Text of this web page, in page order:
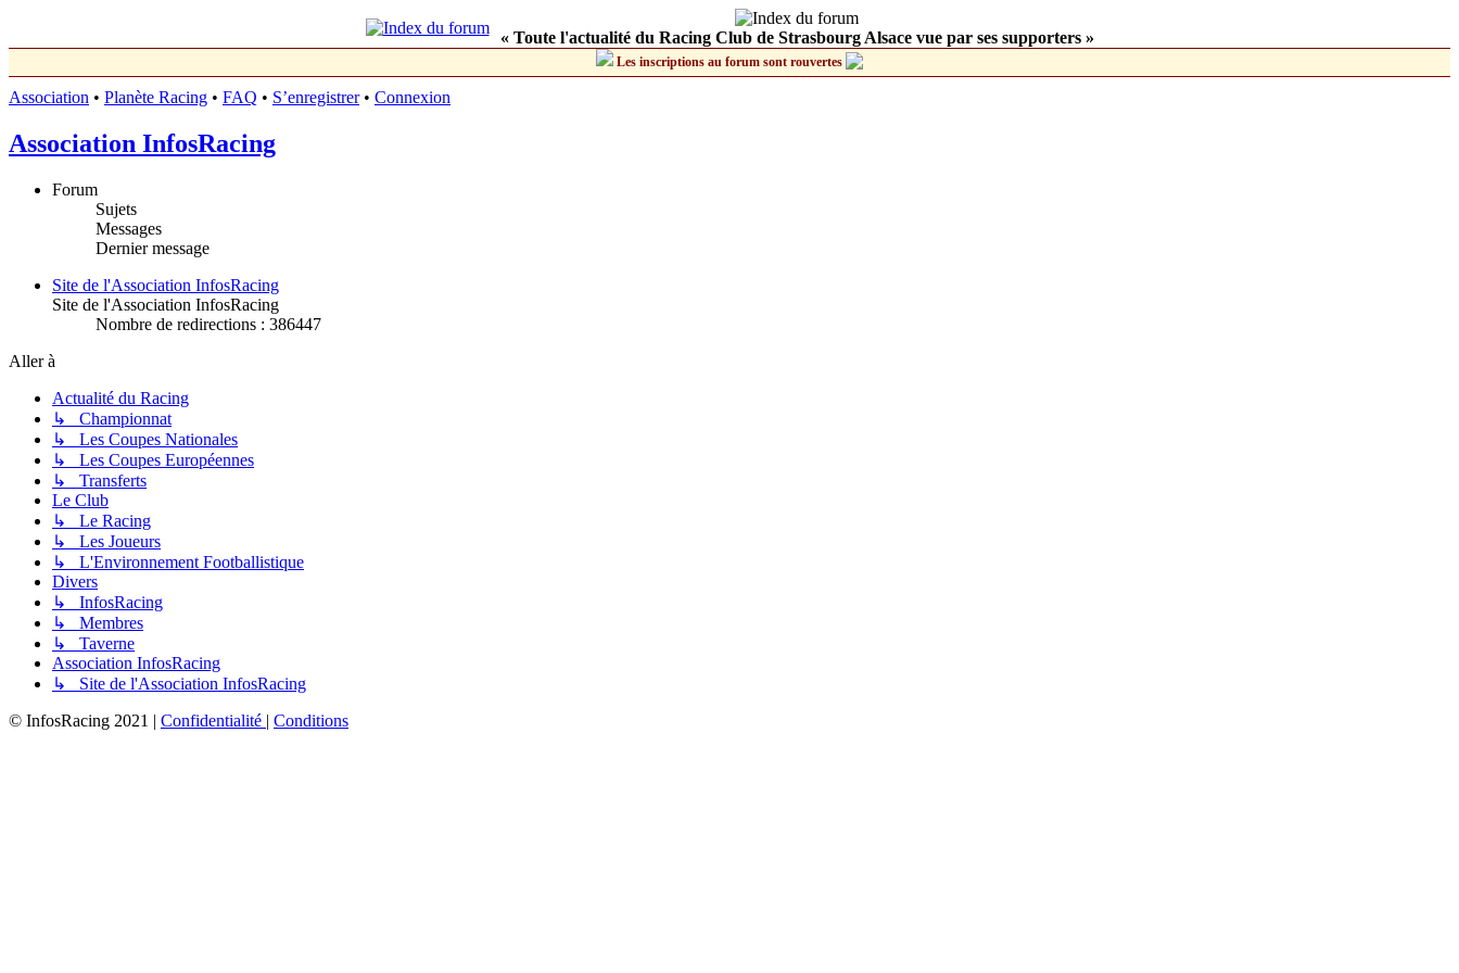
« Toute l'actualité du Racing Club de Strasbourg Alsace vue par ses supporters »
Les inscriptions au forum sont rouvertes
Association • Planète Racing • FAQ • S’enregistrer• Connexion
Association InfosRacing
Forum
Sujets
Messages
Dernier message
Site de l'Association InfosRacing
Site de l'Association InfosRacing
Nombre de redirections : 386447
Aller à
Actualité du Racing
↳ Championnat
↳ Les Coupes Nationales
↳ Les Coupes Européennes
↳ Transferts
Le Club
↳ Le Racing
↳ Les Joueurs
↳ L'Environnement Footballistique
Divers
↳ InfosRacing
↳ Membres
↳ Taverne
Association InfosRacing
↳ Site de l'Association InfosRacing
© InfosRacing 2021 | Confidentialité | Conditions